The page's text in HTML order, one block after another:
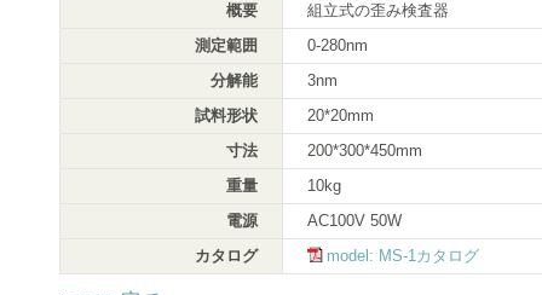
概要
組立式の歪み検査器
測定範囲
0-280nm
分解能
3nm
試料形状
20*20mm
寸法
200*300*450mm
重量
10kg
電源
AC100V 50W
カタログ
model: MS-1カタログ